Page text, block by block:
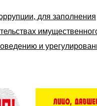
для заполнения
и